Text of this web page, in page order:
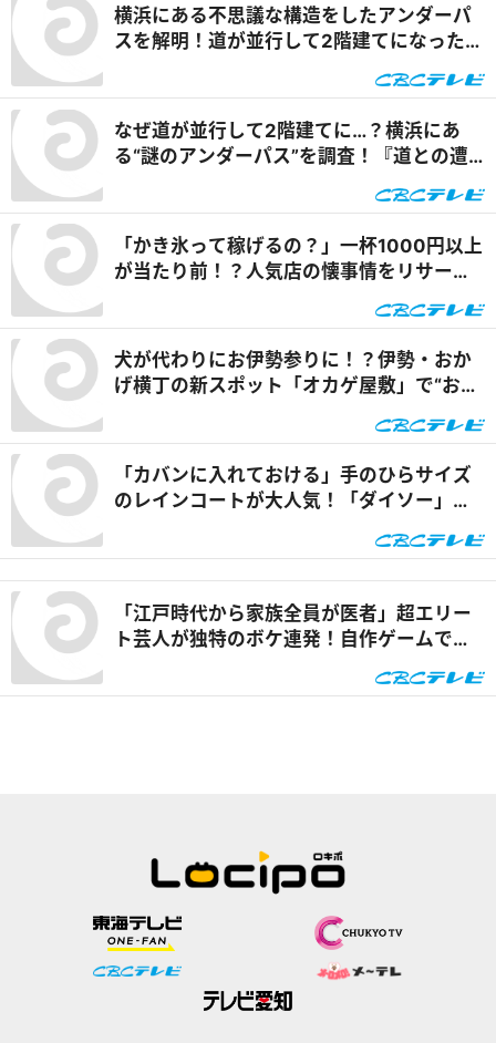
横浜にある不思議な構造をしたアンダーパ
スを解明！道が並行して2階建てになったワ
なぜ道が並行して2階建てに…？横浜にあ
る“謎のアンダーパス”を調査！『道との遭
「かき氷って稼げるの？」一杯1000円以上
が当たり前！？人気店の懐事情をリサーチ
犬が代わりにお伊勢参りに！？伊勢・おか
げ横丁の新スポット「オカゲ屋敷」で“おか
「カバンに入れておける」手のひらサイズ
のレインコートが大人気！「ダイソー」で
「江戸時代から家族全員が医者」超エリー
ト芸人が独特のボケ連発！自作ゲームで三